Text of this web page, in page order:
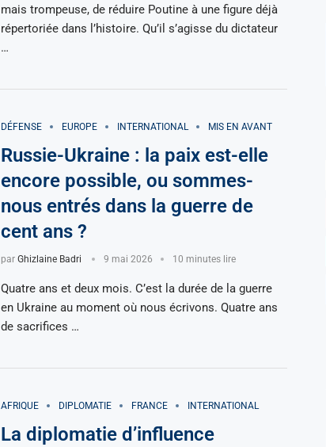
mais trompeuse, de réduire Poutine à une figure déjà
répertoriée dans l’histoire. Qu’il s’agisse du dictateur
…
DÉFENSE EUROPE INTERNATIONAL MIS EN AVANT
Russie-Ukraine : la paix est-elle
encore possible, ou sommes-
nous entrés dans la guerre de
cent ans ?
par Ghizlaine Badri 9 mai 2026 10 minutes lire
Quatre ans et deux mois. C’est la durée de la guerre
en Ukraine au moment où nous écrivons. Quatre ans
de sacrifices …
AFRIQUE DIPLOMATIE FRANCE INTERNATIONAL
La diplomatie d’influence